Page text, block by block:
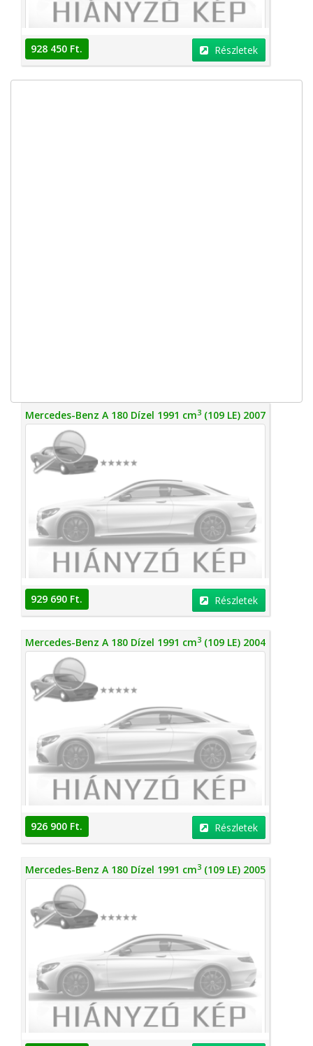
928 450 Ft. Részletek
Mercedes-Benz A 180 Dízel 1991 cm3 (109 LE) 2007
929 690 Ft. Részletek
Mercedes-Benz A 180 Dízel 1991 cm3 (109 LE) 2004
926 900 Ft. Részletek
Mercedes-Benz A 180 Dízel 1991 cm3 (109 LE) 2005